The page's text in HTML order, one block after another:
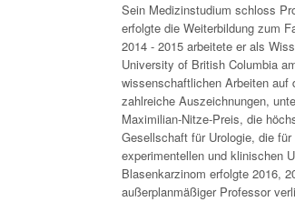
Sein Medizinstudium schloss
erfolgte die Weiterbildung zum
2014 - 2015 arbeitete er als
University of British Columbia
wissenschaftlichen Arbeiten auf
zahlreiche Auszeichnungen,
Maximilian-Nitze-Preis, die
Gesellschaft für Urologie, die
experimentellen und klinischen
Blasenkarzinom erfolgte 2016,
außerplanmäßiger Professor